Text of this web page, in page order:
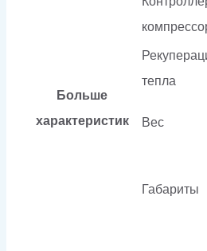
Больше
характеристик
тепла
Вес
Габариты